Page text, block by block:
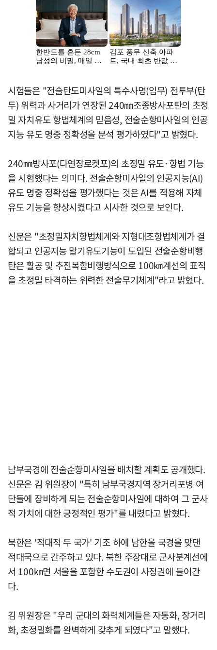
시험들은 "전술탄도미사일의 특수사명(임무) 전투부(탄
두) 위력과 사거리가 연장된 240㎜조종방사포탄의 초정
밀 자치유도 항법체계의 믿음성, 전술순항미사일의 인공
지능 유도 명중 정확성을 분석 평가하였다"고 밝혔다.
240㎜방사포(다연장로켓포)의 초정밀 유도·항법 기능
을 시험했다는 의미다. 전술순항미사일의 인공지능(AI)
유도 명중 정확성을 평가했다는 것은 AI를 적용해 자체
유도 기능을 향상시켰다고 시사한 것으로 보인다.
신문은 "초정밀자치항법체계와 지형대조항법체계가 결
합되고 인공지능 말기유도기능이 도입된 전술순항비행
탄은 활공 및 추진복합비행방식으로 100㎞계선의 표적
을 초정밀 타격하는 위력한 전술무기체계"라고 밝혔다.
남부국경에 전술순항미사일을 배치할 계획도 공개했다.
신문은 김 위원장이 "특히 남부국경지역 장거리포병 여
단들에 장비하게 되는 전술순항미사일에 대하여 그 군사
적 가치에 대한 긍정적인 평가"를 내렸다고 밝혔다.
북한은 '적대적 두 국가' 기조 하에 남한을 국경을 맞댄
적대국으로 간주하고 있다. 북한 주장대로 군사분계선에
서 100㎞면 서울을 포함한 수도권이 사정권에 들어간
다.
김 위원장은 "우리 군대의 화력체계들은 자동화, 장거리
화, 초정밀화를 완벽하게 갖추게 되였다"고 말했다.